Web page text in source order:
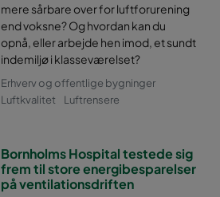
mere sårbare over for luftforurening
end voksne? Og hvordan kan du
opnå, eller arbejde hen imod, et sundt
indemiljø i klasseværelset?
Erhverv og offentlige bygninger
Luftkvalitet
Luftrensere
Bornholms Hospital testede sig
frem til store energibesparelser
på ventilationsdriften